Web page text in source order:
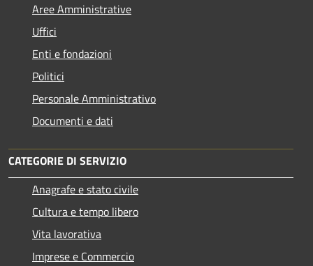
Aree Amministrative
Uffici
Enti e fondazioni
Politici
Personale Amministrativo
Documenti e dati
CATEGORIE DI SERVIZIO
Anagrafe e stato civile
Cultura e tempo libero
Vita lavorativa
Imprese e Commercio